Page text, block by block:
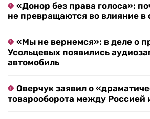
«Донор без права голоса»:
не превращаются во влияние в
«Мы не вернемся»: в деле о
Усольцевых появились
автомобиль
Оверчук заявил о
товарооборота между Россией